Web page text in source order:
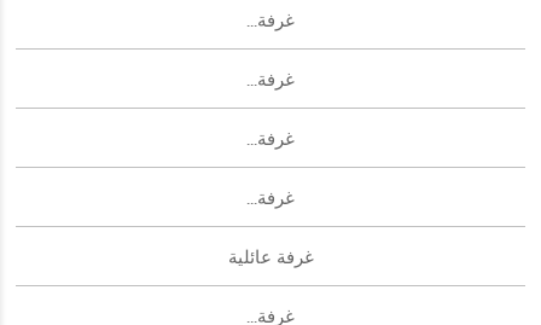
غرفة...
غرفة...
غرفة...
غرفة...
غرفة عائلية
غرفة...